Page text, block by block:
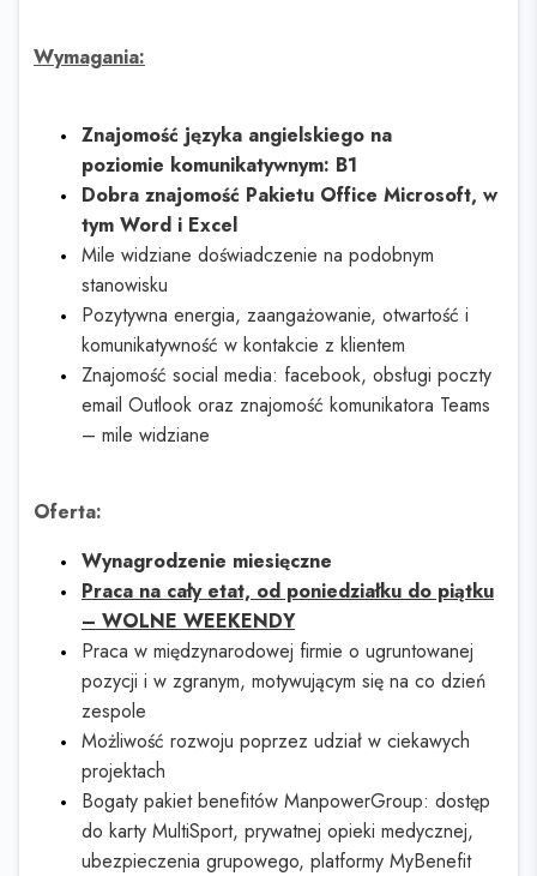
Wymagania:
Znajomość języka angielskiego na
poziomie komunikatywnym: B1
Dobra znajomość Pakietu Office Microsoft, w
tym Word i Excel
Mile widziane doświadczenie na podobnym
stanowisku
Pozytywna energia, zaangażowanie, otwartość i
komunikatywność w kontakcie z klientem
Znajomość social media: facebook, obsługi poczty
email Outlook oraz znajomość komunikatora Teams
– mile widziane
Oferta:
Wynagrodzenie miesięczne
Praca na cały etat, od poniedziałku do piątku
– WOLNE WEEKENDY
Praca w międzynarodowej firmie o ugruntowanej
pozycji i w zgranym, motywującym się na co dzień
zespole
Możliwość rozwoju poprzez udział w ciekawych
projektach
Bogaty pakiet benefitów ManpowerGroup: dostęp
do karty MultiSport, prywatnej opieki medycznej,
ubezpieczenia grupowego, platformy MyBenefit